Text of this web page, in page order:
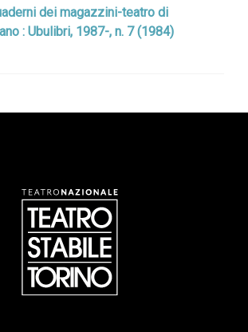
dei magazzini-teatro di
: Ubulibri, 1987-, n. 7 (1984)